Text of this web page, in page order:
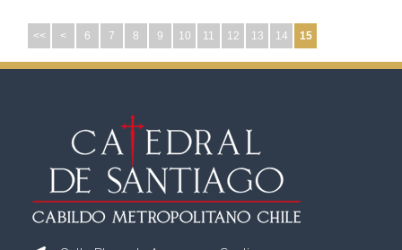
<< < 6 7 8 9 10 11 12 13 14 15